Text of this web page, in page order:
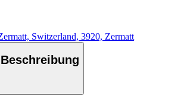
Switzerland, 3920, Zermatt